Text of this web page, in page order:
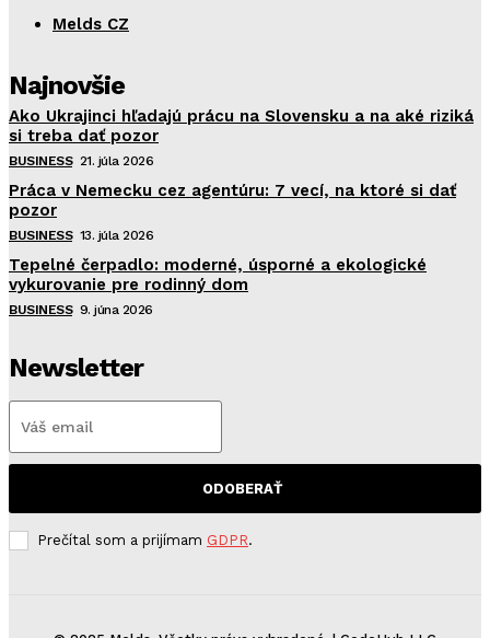
Melds CZ
Najnovšie
Ako Ukrajinci hľadajú prácu na Slovensku a na aké riziká
si treba dať pozor
BUSINESS 21. júla 2026
Práca v Nemecku cez agentúru: 7 vecí, na ktoré si dať
pozor
BUSINESS 13. júla 2026
Tepelné čerpadlo: moderné, úsporné a ekologické
vykurovanie pre rodinný dom
BUSINESS 9. júna 2026
Newsletter
ODOBERAŤ
Prečítal som a prijímam GDPR.